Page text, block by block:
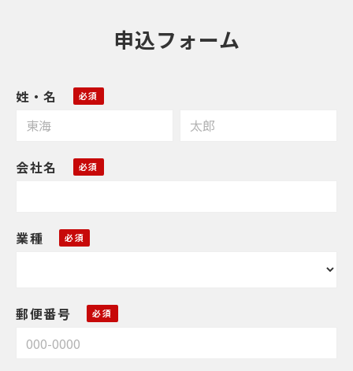
申込フォーム
姓・名
会社名
業種
郵便番号